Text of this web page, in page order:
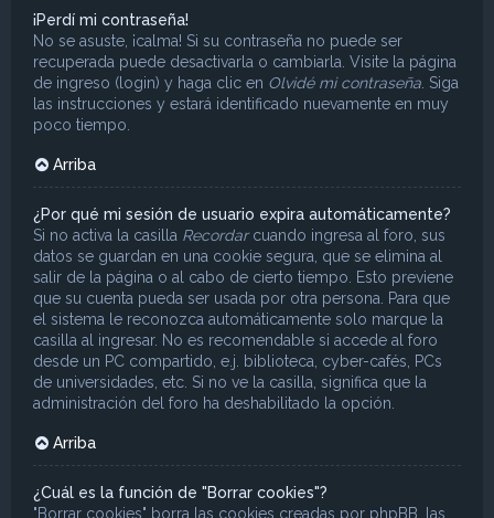
¡Perdí mi contraseña!
No se asuste, ¡calma! Si su contraseña no puede ser
recuperada puede desactivarla o cambiarla. Visite la página
de ingreso (login) y haga clic en Olvidé mi contraseña . Siga
las instrucciones y estará identificado nuevamente en muy
poco tiempo.
Arriba
¿Por qué mi sesión de usuario expira automáticamente?
Si no activa la casilla Recordarcuando ingresa al foro, sus
datos se guardan en una cookie segura, que se elimina al
salir de la página o al cabo de cierto tiempo. Esto previene
que su cuenta pueda ser usada por otra persona. Para que
el sistema le reconozca automáticamente solo marque la
casilla al ingresar. No es recomendable si accede al foro
desde un PC compartido, e.j. biblioteca, cyber-cafés, PCs
de universidades, etc. Si no ve la casilla, significa que la
administración del foro ha deshabilitado la opción.
Arriba
¿Cuál es la función de "Borrar cookies"?
"Borrar cookies" borra las cookies creadas por phpBB, las